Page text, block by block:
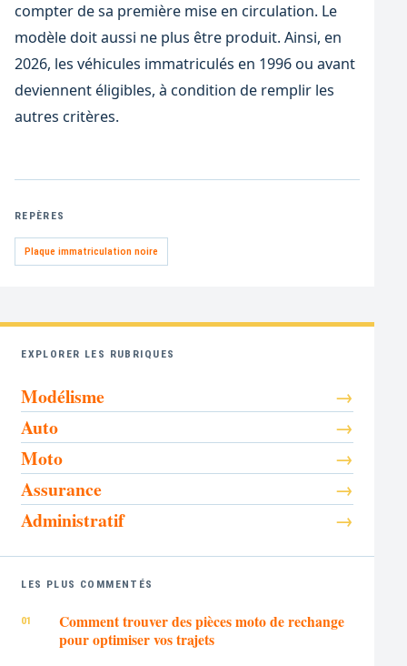
compter de sa première mise en circulation. Le
modèle doit aussi ne plus être produit. Ainsi, en
2026, les véhicules immatriculés en 1996 ou avant
deviennent éligibles, à condition de remplir les
autres critères.
REPÈRES
Plaque immatriculation noire
EXPLORER LES RUBRIQUES
Modélisme
Auto
Moto
Assurance
Administratif
LES PLUS COMMENTÉS
Comment trouver des pièces moto de rechange
pour optimiser vos trajets